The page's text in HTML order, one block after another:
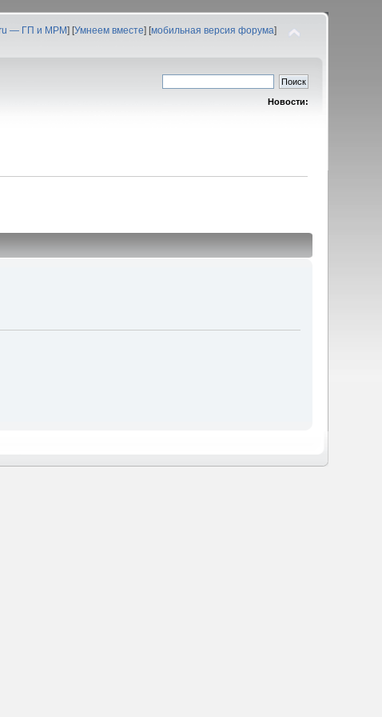
— ГП и МРМ] [Умнеем вместе] [мобильная версия форума]
Новости: